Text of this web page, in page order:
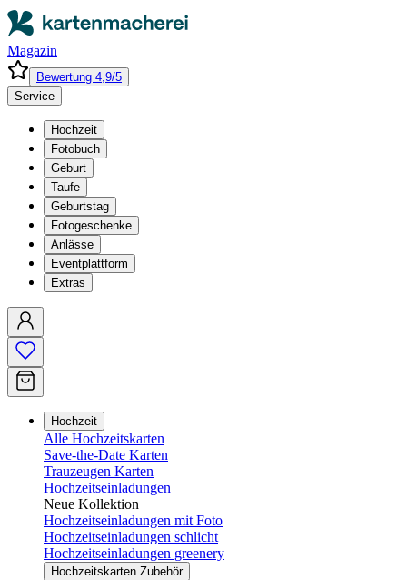
Magazin
Bewertung 4,9/5
Service
Hochzeit
Fotobuch
Geburt
Taufe
Geburtstag
Fotogeschenke
Anlässe
Eventplattform
Extras
Hochzeit
Alle Hochzeitskarten
Save-the-Date Karten
Trauzeugen Karten
Hochzeitseinladungen
Neue Kollektion
Hochzeitseinladungen mit Foto
Hochzeitseinladungen schlicht
Hochzeitseinladungen greenery
Hochzeitskarten Zubehör